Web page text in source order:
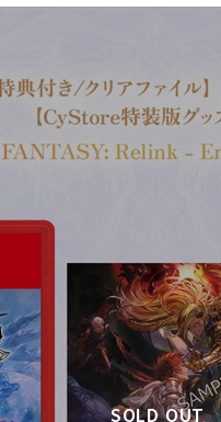
SOLD OUT